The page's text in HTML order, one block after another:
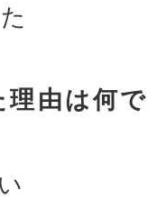
由は何